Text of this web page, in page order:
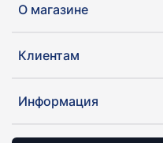
О магазине
Клиентам
Информация